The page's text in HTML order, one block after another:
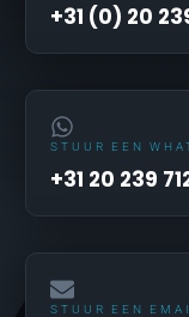
+31 (0) 20
STUUR EEN
+31 20 239
STUUR EEN